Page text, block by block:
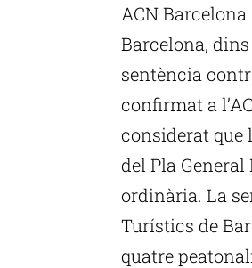
ACN
Barcelona,
sentència
confirmat a
considerat que
del Pla
ordinària. La
Turístics de
quatre